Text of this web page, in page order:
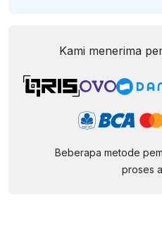
Kami menerima
Beberapa metode
proses